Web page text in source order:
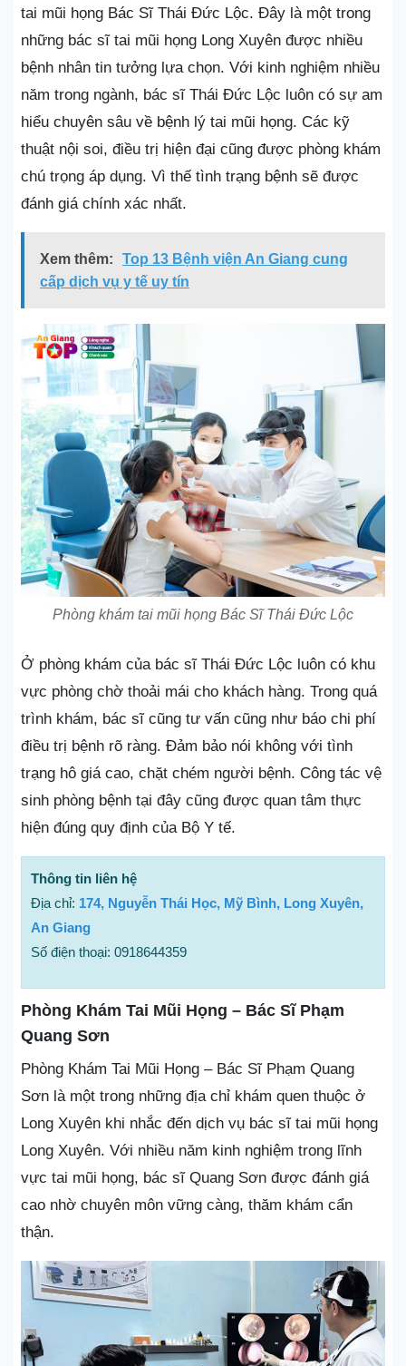
tai mũi họng Bác Sĩ Thái Đức Lộc. Đây là một trong
những bác sĩ tai mũi họng Long Xuyên được nhiều
bệnh nhân tin tưởng lựa chọn. Với kinh nghiệm nhiều
năm trong ngành, bác sĩ Thái Đức Lộc luôn có sự am
hiểu chuyên sâu về bệnh lý tai mũi họng. Các kỹ
thuật nội soi, điều trị hiện đại cũng được phòng khám
chú trọng áp dụng. Vì thế tình trạng bệnh sẽ được
đánh giá chính xác nhất.
Xem thêm:
Top 13 Bệnh viện An Giang cung
cấp dịch vụ y tế uy tín
Phòng khám tai mũi họng Bác Sĩ Thái Đức Lộc
Ở phòng khám của bác sĩ Thái Đức Lộc luôn có khu
vực phòng chờ thoải mái cho khách hàng. Trong quá
trình khám, bác sĩ cũng tư vấn cũng như báo chi phí
điều trị bệnh rõ ràng. Đảm bảo nói không với tình
trạng hô giá cao, chặt chém người bệnh. Công tác vệ
sinh phòng bệnh tại đây cũng được quan tâm thực
hiện đúng quy định của Bộ Y tế.
Thông tin liên hệ
Địa chỉ: 174, Nguyễn Thái Học, Mỹ Bình, Long Xuyên,
An Giang
Số điện thoại: 0918644359
Phòng Khám Tai Mũi Họng – Bác Sĩ Phạm
Quang Sơn
Phòng Khám Tai Mũi Họng – Bác Sĩ Phạm Quang
Sơn là một trong những địa chỉ khám quen thuộc ở
Long Xuyên khi nhắc đến dịch vụ bác sĩ tai mũi họng
Long Xuyên. Với nhiều năm kinh nghiệm trong lĩnh
vực tai mũi họng, bác sĩ Quang Sơn được đánh giá
cao nhờ chuyên môn vững càng, thăm khám cẩn
thận.